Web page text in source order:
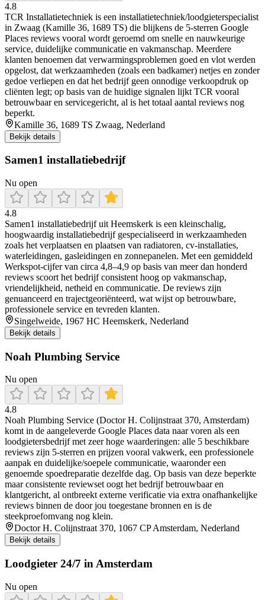
4.8
TCR Installatietechniek is een installatietechniek/loodgieterspecialist
in Zwaag (Kamille 36, 1689 TS) die blijkens de 5-sterren Google
Places reviews vooral wordt geroemd om snelle en nauwkeurige
service, duidelijke communicatie en vakmanschap. Meerdere
klanten benoemen dat verwarmingsproblemen goed en vlot werden
opgelost, dat werkzaamheden (zoals een badkamer) netjes en zonder
gedoe verliepen en dat het bedrijf geen onnodige verkoopdruk op
cliënten legt; op basis van de huidige signalen lijkt TCR vooral
betrouwbaar en servicegericht, al is het totaal aantal reviews nog
beperkt.
Kamille 36, 1689 TS Zwaag, Nederland
Bekijk details
Samen1 installatiebedrijf
Nu open
4.8
Samen1 installatiebedrijf uit Heemskerk is een kleinschalig,
hoogwaardig installatiebedrijf gespecialiseerd in werkzaamheden
zoals het verplaatsen en plaatsen van radiatoren, cv‑installaties,
waterleidingen, gasleidingen en zonnepanelen. Met een gemiddeld
Werkspot‐cijfer van circa 4,8–4,9 op basis van meer dan honderd
reviews scoort het bedrijf consistent hoog op vakmanschap,
vriendelijkheid, netheid en communicatie. De reviews zijn
genuanceerd en trajectgeoriënteerd, wat wijst op betrouwbare,
professionele service en tevreden klanten.
Singelweide, 1967 HC Heemskerk, Nederland
Bekijk details
Noah Plumbing Service
Nu open
4.8
Noah Plumbing Service (Doctor H. Colijnstraat 370, Amsterdam)
komt in de aangeleverde Google Places data naar voren als een
loodgietersbedrijf met zeer hoge waarderingen: alle 5 beschikbare
reviews zijn 5-sterren en prijzen vooral vakwerk, een professionele
aanpak en duidelijke/soepele communicatie, waaronder een
genoemde spoedreparatie dezelfde dag. Op basis van deze beperkte
maar consistente reviewset oogt het bedrijf betrouwbaar en
klantgericht, al ontbreekt externe verificatie via extra onafhankelijke
reviews binnen de door jou toegestane bronnen en is de
steekproefomvang nog klein.
Doctor H. Colijnstraat 370, 1067 CP Amsterdam, Nederland
Bekijk details
Loodgieter 24/7 in Amsterdam
Nu open